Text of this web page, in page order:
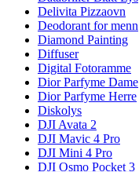
Delivita Pizzaovn
Deodorant for menn
Diamond Painting
Diffuser
Digital Fotoramme
Dior Parfyme Dame
Dior Parfyme Herre
Diskolys
DJI Avata 2
DJI Mavic 4 Pro
DJI Mini 4 Pro
DJI Osmo Pocket 3